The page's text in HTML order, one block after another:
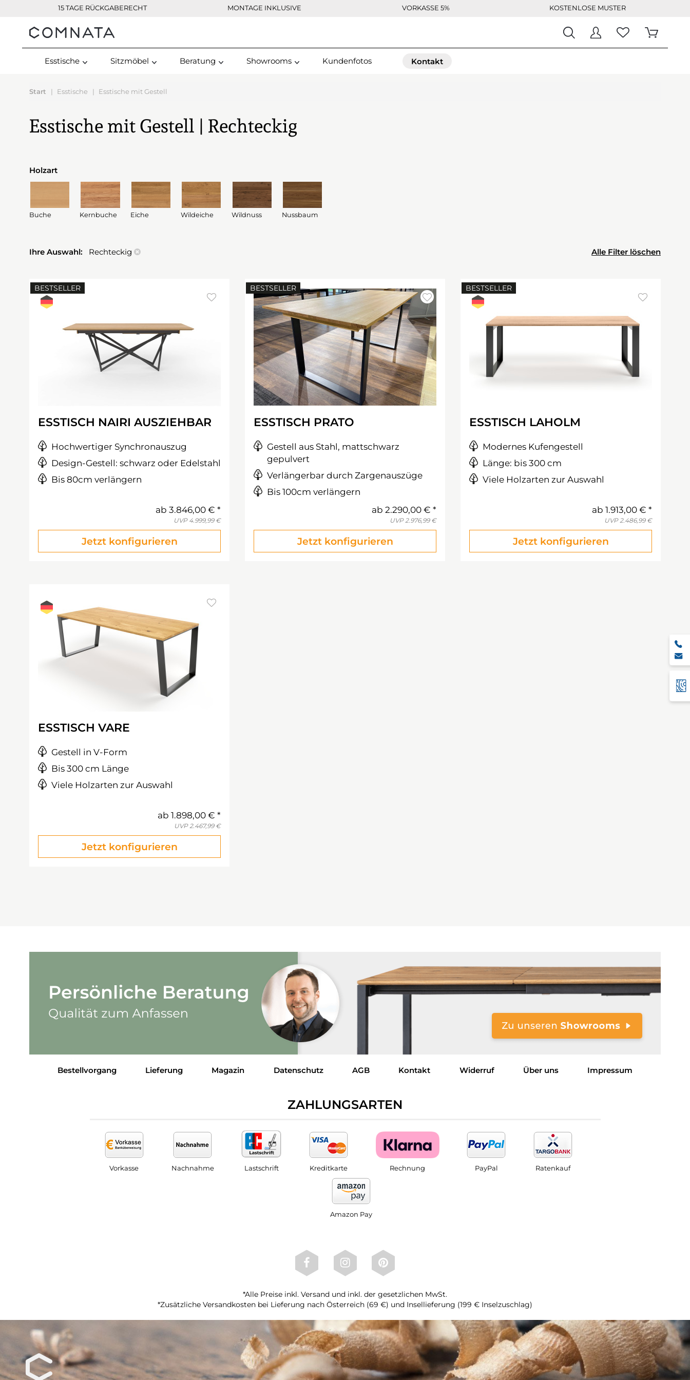
15 TAGE RÜCKGABERECHT MONTAGE INKLUSIVE VORKASSE 5% KOSTENLOSE MUSTER
Kontakt
Esstische Sitzmöbel Beratung Showrooms Kundenfotos Kontakt
Start Esstische Esstische mit Gestell
Esstische mit Gestell | Rechteckig
Holzart
Buche Kernbuche Eiche Wildeiche Wildnuss Nussbaum
Ihre Auswahl: Rechteckig Alle Filter löschen
BESTSELLER
ESSTISCH NAIRI AUSZIEHBAR
Hochwertiger Synchronauszug
Design-Gestell: schwarz oder Edelstahl
Bis 80cm verlängern
ab 3.846,00 €
UVP 4.999,99 €
Jetzt konfigurieren
BESTSELLER
ESSTISCH PRATO
Gestell aus Stahl, mattschwarz
gepulvert
Verlängerbar durch Zargenauszüge
Bis 100cm verlängern
ab 2.290,00 €
UVP2.976,99 €
Jetzt konfigurieren
BESTSELLER
ESSTISCH LAHOLM
Modernes Kufengestell
Länge: bis 300 cm
Viele Holzarten zur Auswahl
ab 1.913,00 €
UVP2.486,99 €
Jetzt konfigurieren
ESSTISCH VARE
Gestell in V-Form
Bis 300 cm Länge
Viele Holzarten zur Auswahl
ab 1.898,00 €
UVP2.467,99 €
Jetzt konfigurieren
Bestellvorgang Lieferung Magazin Datenschutz AGB Kontakt Widerruf Über uns Impressum
ZAHLUNGSARTEN
Vorkasse Nachnahme Lastschrift Kreditkarte Rechnung PayPal Ratenkauf
Amazon Pay
*Alle Preise inkl. Versand und inkl. der gesetzlichen MwSt.
*Zusätzliche Versandkosten bei Lieferung nach Österreich (69 €) und Insellieferung (199 € Inselzuschlag)